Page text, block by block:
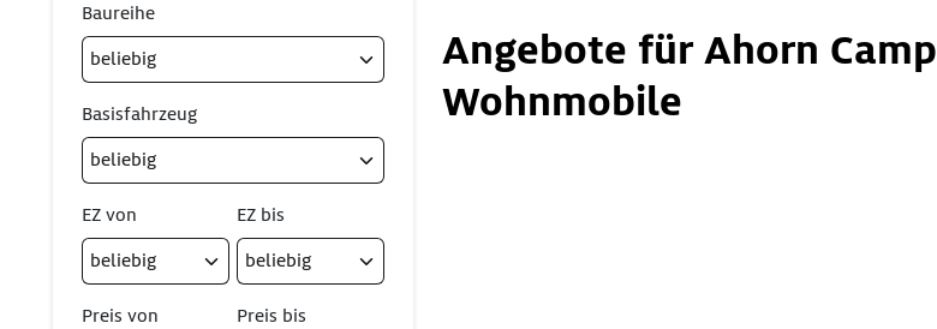
Angebote für Ahorn Camp
Wohnmobile
Baureihe
Basisfahrzeug
EZ von EZ bis
Preis von Preis bis